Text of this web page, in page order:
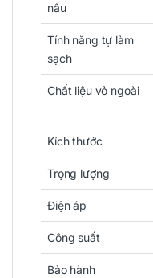
nấu
Tính năng tự làm
sạch
Chất liệu vỏ ngoài
Kích thước
Trọng lượng
Điện áp
Công suất
Bảo hành